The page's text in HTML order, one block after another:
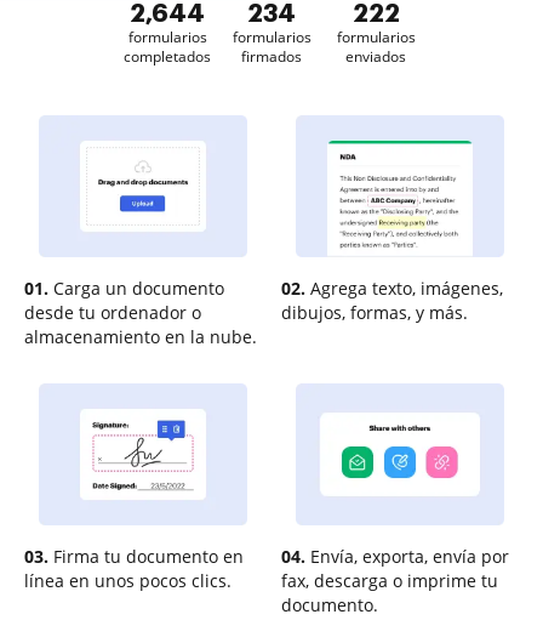
2,644
formularios
completados
234
formularios
firmados
223
formularios
enviados
01. Carga un documento
desde tu ordenador o
almacenamiento en la nube.
02. Agrega texto, imágenes,
dibujos, formas, y más.
03. Firma tu documento en
línea en unos pocos clics.
04. Envía, exporta, envía por
fax, descarga o imprime tu
documento.